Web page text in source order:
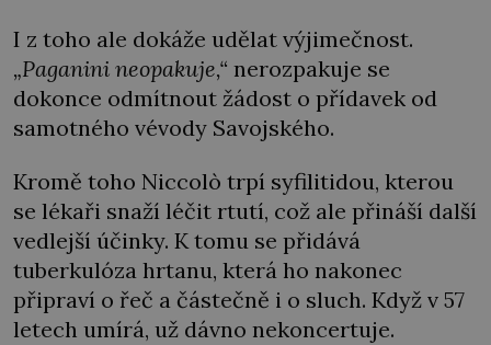
I z toho ale dokáže udělat výjimečnost.
„Paganini neopakuje,“ nerozpakuje se
dokonce odmítnout žádost o přídavek od
samotného vévody Savojského.
Kromě toho Niccolò trpí syfilitidou, kterou
se lékaři snaží léčit rtutí, což ale přináší další
vedlejší účinky. K tomu se přidává
tuberkulóza hrtanu, která ho nakonec
připraví o řeč a částečně i o sluch. Když v 57
letech umírá, už dávno nekoncertuje.